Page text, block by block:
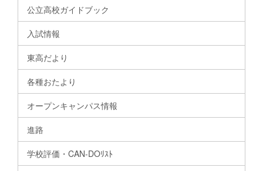
公立高校ガイドブック
入試情報
東高だより
各種おたより
オープンキャンパス情報
進路
学校評価・CAN-DOﾘｽﾄ